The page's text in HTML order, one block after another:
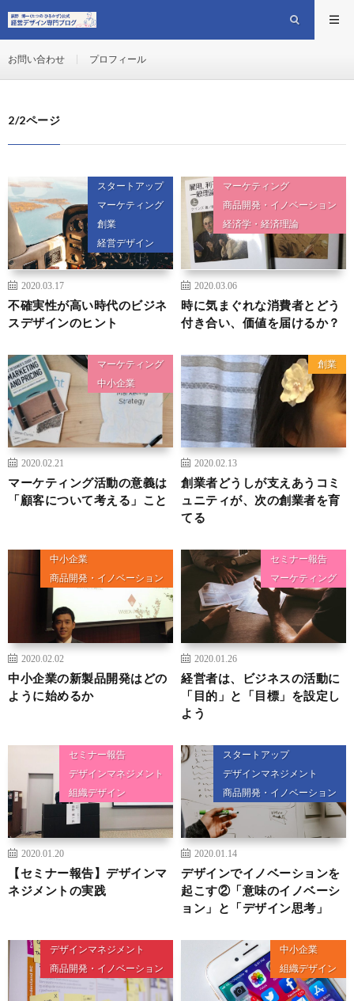
お問い合わせ プロフィール
2/2ページ
スタートアップ
マーケティング
創業
経営デザイン
2020.03.17
不確実性が高い時代のビジネ
スデザインのヒント
マーケティング
商品開発・イノベーション
経済学・経済理論
2020.03.06
時に気まぐれな消費者とどう
付き合い、価値を届けるか？
マーケティング
中小企業
2020.02.21
マーケティング活動の意義は
「顧客について考える」こと
創業
2020.02.13
創業者どうしが支えあうコミ
ュニティが、次の創業者を育
てる
中小企業
商品開発・イノベーション
2020.02.02
中小企業の新製品開発はどの
ように始めるか
セミナー報告
マーケティング
2020.01.26
経営者は、ビジネスの活動に
「目的」と「目標」を設定し
よう
セミナー報告
デザインマネジメント
組織デザイン
2020.01.20
【セミナー報告】デザインマ
ネジメントの実践
スタートアップ
デザインマネジメント
商品開発・イノベーション
2020.01.14
デザインでイノベーションを
起こす②「意味のイノベーシ
ョン」と「デザイン思考」
デザインマネジメント
商品開発・イノベーション
中小企業
組織デザイン